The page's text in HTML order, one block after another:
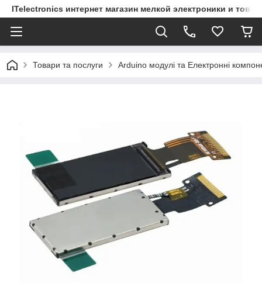
ITelectronics интернет магазин мелкой электроники и
Товари та послуги Arduino модулі та Електронні